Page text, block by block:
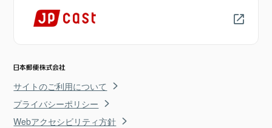
サイトのご利用について
プライバシーポリシー
Webアクセシビリティ方針